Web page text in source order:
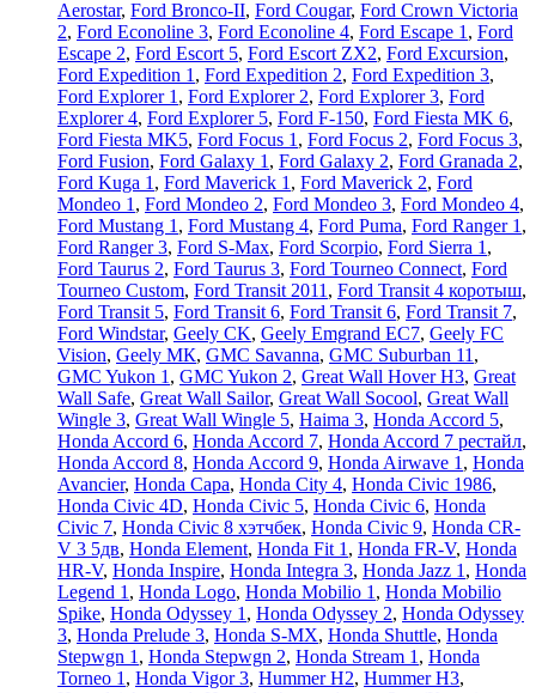
Aerostar, Ford Bronco-II, Ford Cougar, Ford Crown Victoria
2, Ford Econoline 3, Ford Econoline 4, Ford Escape 1 , Ford
Escape 2, Ford Escort 5, Ford Escort ZX2, Ford Excursion,
Ford Expedition 1 , Ford Expedition 2, Ford Expedition 3,
Ford Explorer 1 , Ford Explorer 2, Ford Explorer 3, Ford
Explorer 4, Ford Explorer 5, Ford F-150, Ford Fiesta MK 6,
Ford Fiesta MK5, Ford Focus 1 , Ford Focus 2, Ford Focus 3,
Ford Fusion, Ford Galaxy 1 , Ford Galaxy 2, Ford Granada 2,
Ford Kuga 1 , Ford Maverick 1 , Ford Maverick 2, Ford
Mondeo 1 , Ford Mondeo 2, Ford Mondeo 3, Ford Mondeo 4,
Ford Mustang 1 , Ford Mustang 4, Ford Puma, Ford Ranger 1 ,
Ford Ranger 3, Ford S-Max, Ford Scorpio, Ford Sierra 1 ,
Ford Taurus 2, Ford Taurus 3, Ford Tourneo Connect, Ford
Tourneo Custom, Ford Transit 2011 , Ford Transit 4 коротыш,
Ford Transit 5, Ford Transit 6, Ford Transit 6, Ford Transit 7,
Ford Windstar, Geely CK, Geely Emgrand EC7, Geely FC
Vision, Geely МК, GMC Savanna, GMC Suburban 11 ,
GMC Yukon 1 , GMC Yukon 2, Great Wall Hover H3, Great
Wall Safe, Great Wall Sailor, Great Wall Socool, Great Wall
Wingle 3, Great Wall Wingle 5, Haima 3, Honda Accord 5,
Honda Accord 6, Honda Accord 7, Honda Accord 7 рестайл,
Honda Accord 8, Honda Accord 9, Honda Airwave 1 , Honda
Avancier, Honda Capa, Honda City 4, Honda Civic 1986,
Honda Civic 4D, Honda Civic 5, Honda Civic 6, Honda
Civic 7, Honda Civic 8 хэтчбек, Honda Civic 9, Honda CR-
V 3 5дв, Honda Element, Honda Fit 1 , Honda FR-V, Honda
HR-V, Honda Inspire, Honda Integra 3, Honda Jazz 1 , Honda
Legend 1 , Honda Logo, Honda Mobilio 1 , Honda Mobilio
Spike, Honda Odyssey 1 , Honda Odyssey 2, Honda Odyssey
3, Honda Prelude 3, Honda S-MX, Honda Shuttle, Honda
Stepwgn 1 , Honda Stepwgn 2, Honda Stream 1 , Honda
Torneo 1 , Honda Vigor 3, Hummer H2, Hummer H3,